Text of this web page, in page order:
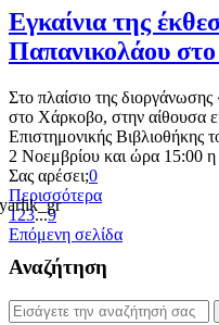
Εγκαίνια της
Παπανικολάου
Στο πλαίσιο της
στο Χάρκοβο, στην αίθουσα
Επιστημονικής Βιβλιοθήκης
2 Νοεμβρίου και ώρα 15:00
Σας αρέσει;0
Περισσότερα
123...9
Επόμενη σελίδα
Αναζήτηση